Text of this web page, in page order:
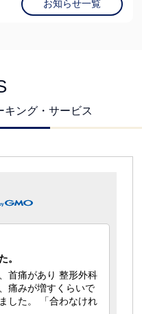
お知らせ一覧
キング・サービス